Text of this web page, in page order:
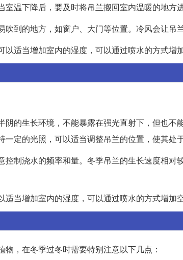
温下降后，要及时将吊兰搬回室内温暖的地方
到的地方，如窗户、大门等位置。冷风会让吊
适当增加室内的湿度，可以通过喷水的方式增
阴的生长环境，不能暴露在强光直射下，但也
定的光照，可以适当调整吊兰的位置，使其处
控制浇水的频率和量。冬季吊兰的生长速度相对
当增加室内的湿度，可以通过喷水的方式增加
，在冬季过冬时需要特别注意以下几点：